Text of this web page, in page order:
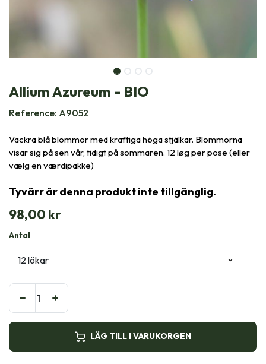
Allium Azureum - BIO
Reference: A9052
Vackra blå blommor med kraftiga höga stjälkar. Blommorna
visar sig på sen vår, tidigt på sommaren. 12 løg per pose (eller
vælg en værdipakke)
Tyvärr är denna produkt inte tillgänglig.
98,00 kr
Antal
LÄG TILL I VARUKORGEN